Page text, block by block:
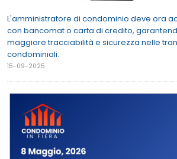
L'amministratore di condominio deve ora
con bancomat o carta di credito,
maggiore tracciabilità e sicurezza nelle
condominiali.
15-09-2025